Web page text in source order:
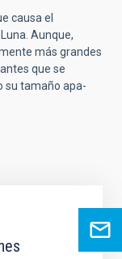
causa el
Aunque,
más grandes
que se
su tamaño apa-